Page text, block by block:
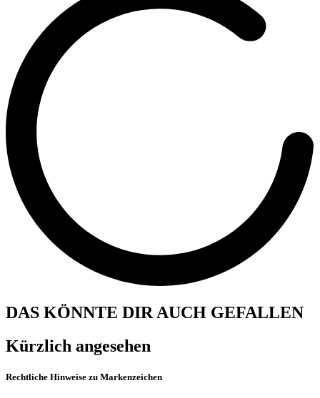
DAS KÖNNTE DIR AUCH GEFALLEN
Kürzlich angesehen
Rechtliche Hinweise zu Markenzeichen